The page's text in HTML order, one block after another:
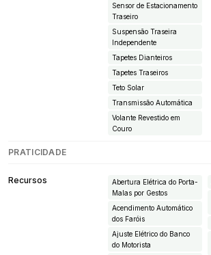
Sensor de Estacionamento
Traseiro
Suspensão Traseira
Independente
Tapetes Dianteiros
Tapetes Traseiros
Teto Solar
Transmissão Automática
Volante Revestido em
Couro
PRATICIDADE
Recursos
Abertura Elétrica do Porta-
Malas por Gestos
Acendimento Automático
dos Faróis
Ajuste Elétrico do Banco
do Motorista